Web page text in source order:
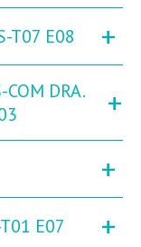
T07 E08 +
DRA.
+
+
E07 +